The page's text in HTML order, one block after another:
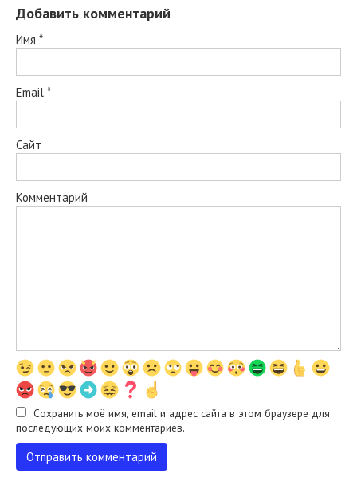
Добавить комментарий
Имя *
Email *
Сайт
Комментарий
Сохранить моё имя, email и адрес сайта в этом браузере для
последующих моих комментариев.